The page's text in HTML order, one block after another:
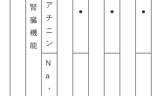
腎
臓
機
能
ア
チ
ニ
ン
● ● ●
N
a
・